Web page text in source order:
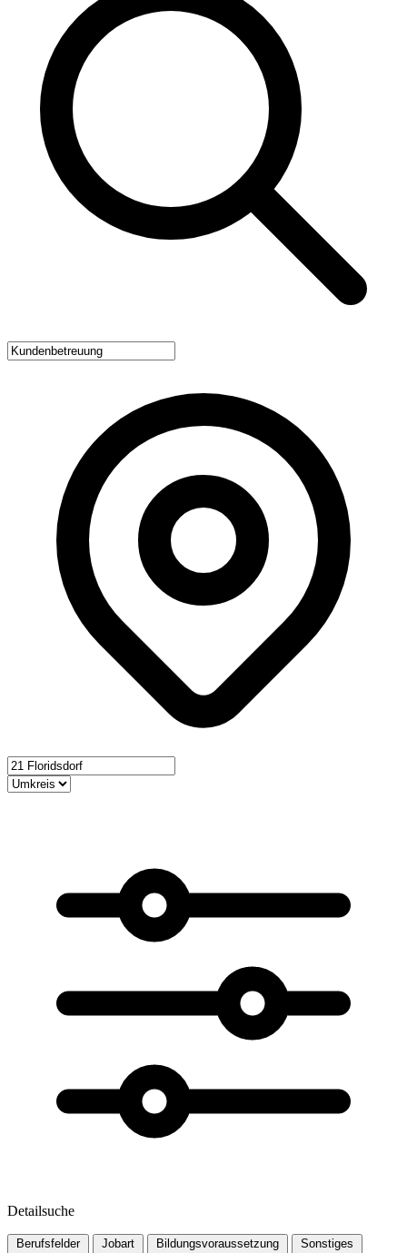
Detailsuche
Berufsfelder Jobart Bildungsvoraussetzung Sonstiges